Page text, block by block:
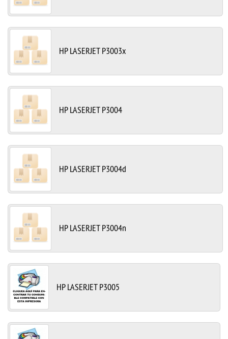
HP LASERJET P3003x
HP LASERJET P3004
HP LASERJET P3004d
HP LASERJET P3004n
HP LASERJET P3005